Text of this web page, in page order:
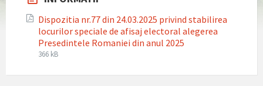
Dispozitia nr.77 din 24.03.2025 privind stabilirea
locurilor speciale de afisaj electoral alegerea
Presedintele Romaniei din anul 2025
File
pdf
File
366 kB